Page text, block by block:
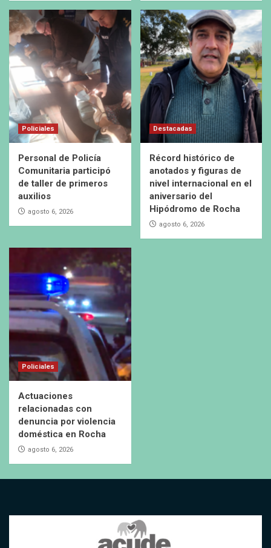
Policiales
Personal de Policía
Comunitaria participó
de taller de primeros
auxilios
agosto 6, 2026
Destacadas
Récord histórico de
anotados y figuras de
nivel internacional en el
aniversario del
Hipódromo de Rocha
agosto 6, 2026
Policiales
Actuaciones
relacionadas con
denuncia por violencia
doméstica en Rocha
agosto 6, 2026